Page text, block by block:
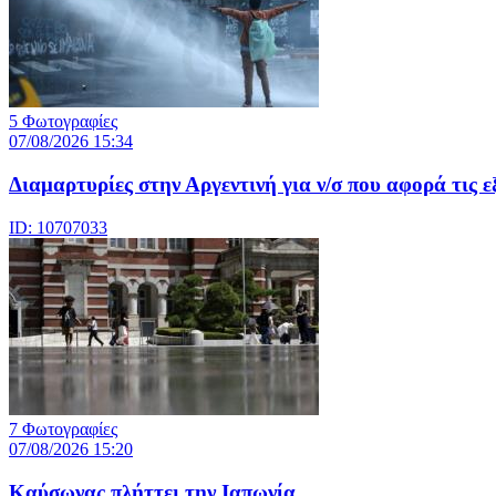
5 Φωτογραφίες
07/08/2026 15:34
Διαμαρτυρίες στην Αργεντινή για ν/σ που αφορά τις
ID: 10707033
7 Φωτογραφίες
07/08/2026 15:20